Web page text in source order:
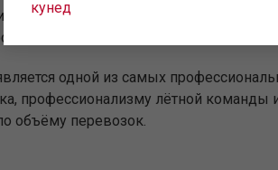
транспорта, но и
авиаперевозок и
одной из самых
профессионализму лётной
объёму перевозок.
кунед